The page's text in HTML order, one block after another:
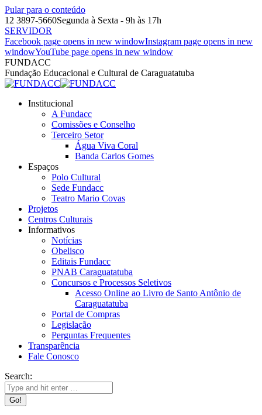
Pular para o conteúdo
12 3897-5660Segunda à Sexta - 9h às 17h
SERVIDOR
Facebook page opens in new windowInstagram page opens in new
windowYouTube page opens in new window
FUNDACC
Fundação Educacional e Cultural de Caraguatatuba
Institucional
A Fundacc
Comissões e Conselho
Terceiro Setor
Água Viva Coral
Banda Carlos Gomes
Espaços
Polo Cultural
Sede Fundacc
Teatro Mario Covas
Projetos
Centros Culturais
Informativos
Notícias
Obelisco
Editais Fundacc
PNAB Caraguatatuba
Concursos e Processos Seletivos
Acesso Online ao Livro de Santo Antônio de
Caraguatatuba
Portal de Compras
Legislação
Perguntas Frequentes
Transparência
Fale Conosco
Search: